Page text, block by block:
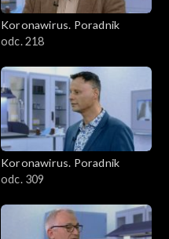
Koronawirus. Poradnik
odc. 218
Koronawirus. Poradnik
odc. 309